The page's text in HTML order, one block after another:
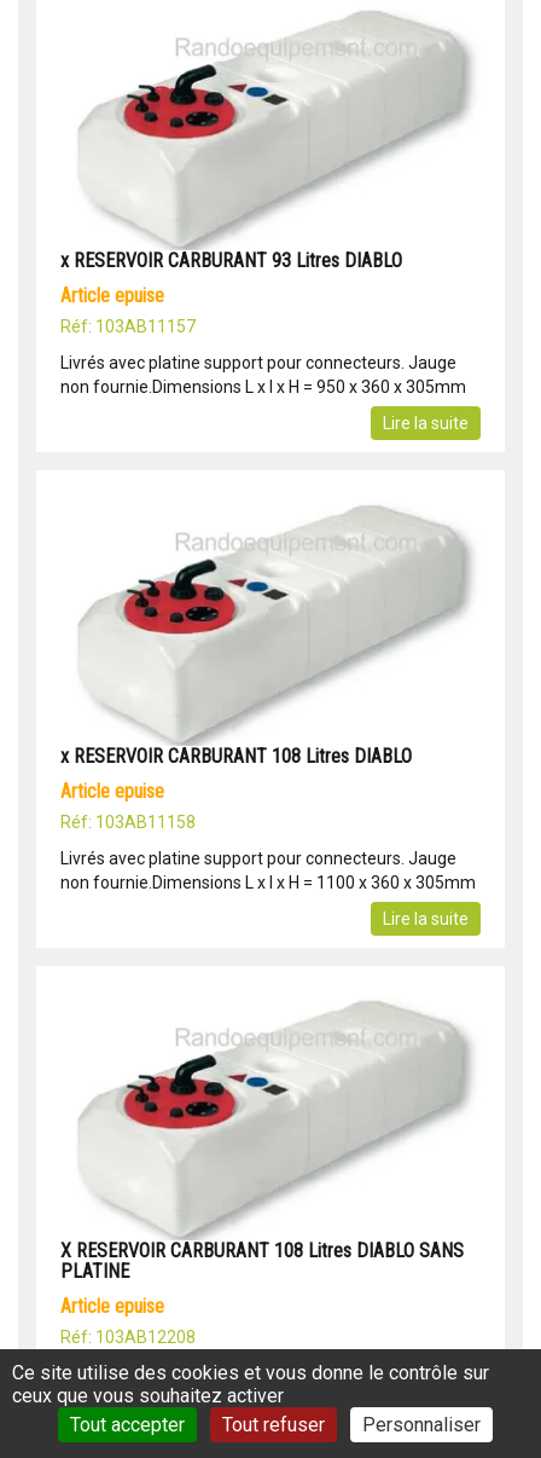
x RESERVOIR CARBURANT 93 Litres DIABLO
article epuise
Réf: 103AB11157
Livrés avec platine support pour connecteurs. Jauge
non fournie.Dimensions L x l x H = 950 x 360 x 305mm
Lire la suite
x RESERVOIR CARBURANT 108 Litres DIABLO
article epuise
Réf: 103AB11158
Livrés avec platine support pour connecteurs. Jauge
non fournie.Dimensions L x l x H = 1100 x 360 x 305mm
Lire la suite
X RESERVOIR CARBURANT 108 Litres DIABLO SANS
PLATINE
article epuise
Réf: 103AB12208
Livrés sans platine support pour connecteurs. Jauge
non fournie.Dimensions L x l x H = 1100 x 360 x 305mm
Lire la suite
Ce site utilise des cookies et vous donne le contrôle sur
ceux que vous souhaitez activer
Tout accepter
Tout refuser Personnaliser